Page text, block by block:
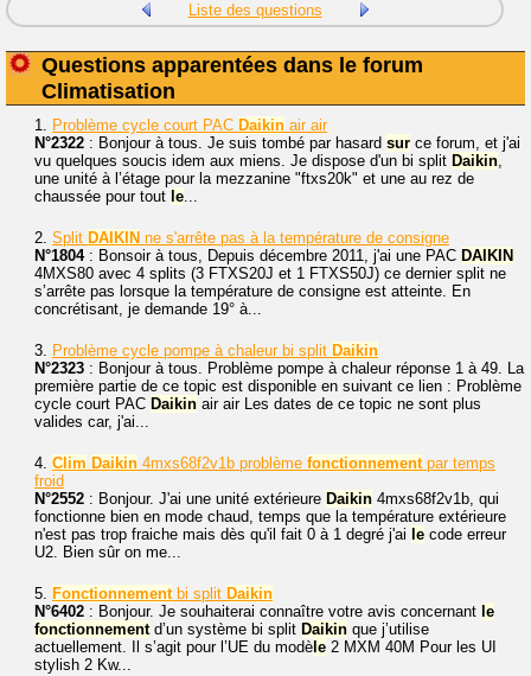
Liste des questions
Questions apparentées dans le forum
Climatisation
1. Problème cycle court PAC Daikin air air
N°2322 : Bonjour à tous. Je suis tombé par hasard sur ce forum, et j'ai
vu quelques soucis idem aux miens. Je dispose d'un bi split Daikin,
une unité à l’étage pour la mezzanine "ftxs20k" et une au rez de
chaussée pour tout le...
2. Split DAIKIN ne s'arrête pas à la température de consigne
N°1804: Bonsoir à tous, Depuis décembre 2011, j'ai une PAC DAIKIN
4MXS80 avec 4 splits (3 FTXS20J et 1 FTXS50J) ce dernier split ne
s’arrête pas lorsque la température de consigne est atteinte. En
concrétisant, je demande 19° à...
3. Problème cycle pompe à chaleur bi split Daikin
N°2323 : Bonjour à tous. Problème pompe à chaleur réponse 1 à 49. La
première partie de ce topic est disponible en suivant ce lien : Problème
cycle court PAC Daikin air air Les dates de ce topic ne sont plus
valides car, j'ai...
4. Clim Daikin 4mxs68f2v1b problème fonctionnementpar temps
froid
N°2552 : Bonjour. J'ai une unité extérieure Daikin 4mxs68f2v1b, qui
fonctionne bien en mode chaud, temps que la température extérieure
n'est pas trop fraiche mais dès qu'il fait 0 à 1 degré j'ai le code erreur
U2. Bien sûr on me...
5. Fonctionnementbi split Daikin
N°6402 : Bonjour. Je souhaiterai connaître votre avis concernant le
fonctionnementd’un système bi split Daikin que j’utilise
actuellement. Il s’agit pour l’UE du modè le 2 MXM 40M Pour les UI
stylish 2 Kw...